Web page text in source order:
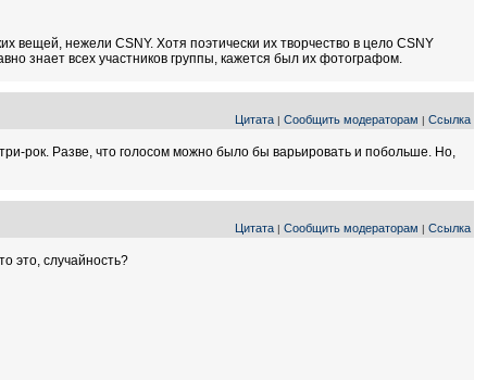
нежели CSNY. Хотя поэтически их творчество в цело CSNY
знает всех участников группы, кажется был их фотографом.
Цитата | Сообщить модераторам | Ссылка
рок. Разве, что голосом можно было бы варьировать и побольше. Но,
Цитата | Сообщить модераторам | Ссылка
это, случайность?